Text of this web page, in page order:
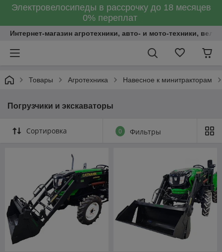
Электровелосипеды в рассрочку до 18 месяцев
0% переплат
Интернет-магазин агротехники, авто- и мото-техники,
Товары Агротехника Навесное к минитракторам
Погрузчики и экскаваторы
Сортировка 0 Фильтры